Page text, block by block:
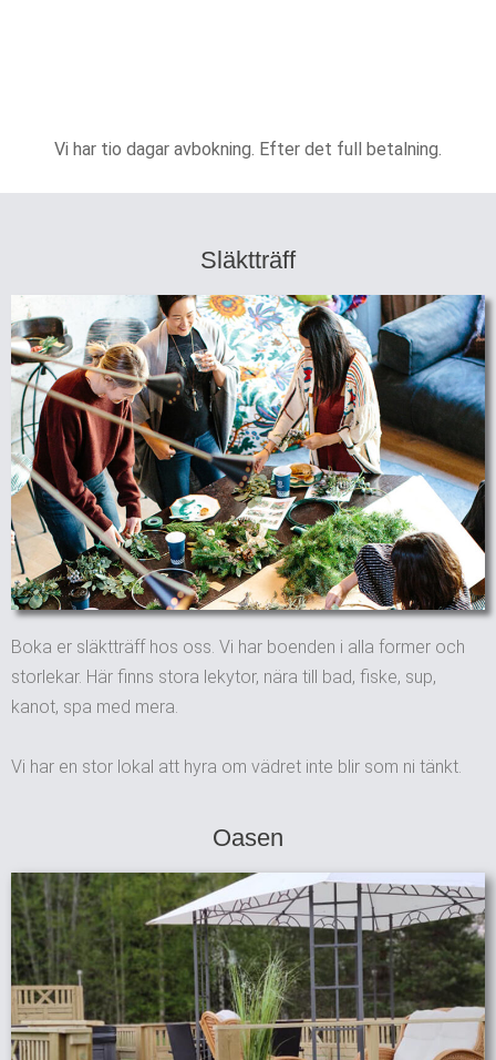
Vi har tio dagar avbokning. Efter det full betalning.
Släktträff
Boka er släktträff hos oss. Vi har boenden i alla former och
storlekar. Här finns stora lekytor, nära till bad, fiske, sup,
kanot, spa med mera.
Vi har en stor lokal att hyra om vädret inte blir som ni tänkt.
Oasen